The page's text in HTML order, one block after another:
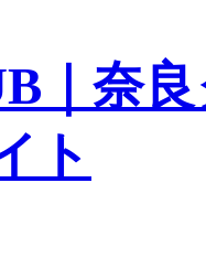
フ
」
ン